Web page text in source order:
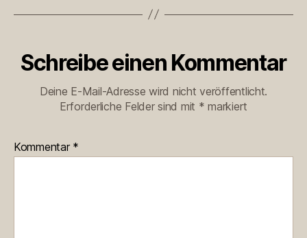
Schreibe einen Kommentar
Deine E-Mail-Adresse wird nicht veröffentlicht.
Erforderliche Felder sind mit * markiert
Kommentar *